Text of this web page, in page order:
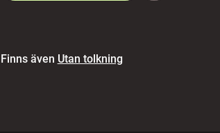
Finns även Utan tolkning